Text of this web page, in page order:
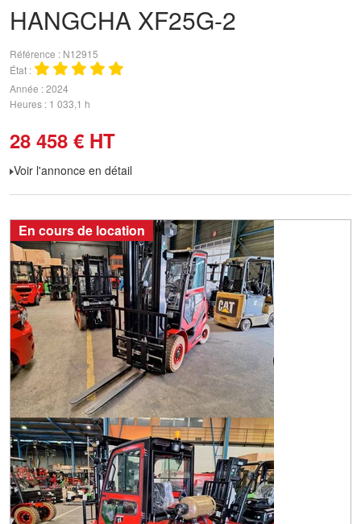
HANGCHA XF25G-2
Référence
N12915
État
Année 2024
Heures 1 033,1 h
28 458 € HT
Voir l'annonce en détail
En cours de location